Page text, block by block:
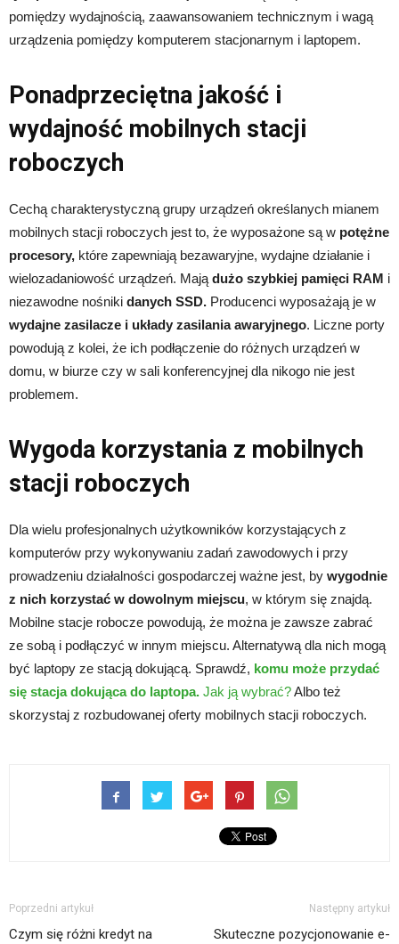
pomiędzy wydajnością, zaawansowaniem technicznym i wagą
urządzenia pomiędzy komputerem stacjonarnym i laptopem.
Ponadprzeciętna jakość i
wydajność mobilnych stacji
roboczych
Cechą charakterystyczną grupy urządzeń określanych mianem
mobilnych stacji roboczych jest to, że wyposażone są w potężne
procesory, które zapewniają bezawaryjne, wydajne działanie i
wielozadaniowość urządzeń. Mają dużo szybkiej pamięci RAM i
niezawodne nośniki danych SSD. Producenci wyposażają je w
wydajne zasilacze i układy zasilania awaryjnego. Liczne porty
powodują z kolei, że ich podłączenie do różnych urządzeń w
domu, w biurze czy w sali konferencyjnej dla nikogo nie jest
problemem.
Wygoda korzystania z mobilnych
stacji roboczych
Dla wielu profesjonalnych użytkowników korzystających z
komputerów przy wykonywaniu zadań zawodowych i przy
prowadzeniu działalności gospodarczej ważne jest, by wygodnie
z nich korzystać w dowolnym miejscu, w którym się znajdą.
Mobilne stacje robocze powodują, że można je zawsze zabrać
ze sobą i podłączyć w innym miejscu. Alternatywą dla nich mogą
być laptopy ze stacją dokującą. Sprawdź, komu może przydać
się stacja dokująca do laptopa. Jak ją wybrać?Albo też
skorzystaj z rozbudowanej oferty mobilnych stacji roboczych.
Poprzedni artykuł
Czym się różni kredyt na
Następny artykuł
Skuteczne pozycjonowanie e-